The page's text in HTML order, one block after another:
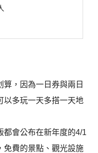
，因為一日券與兩日
以多玩一天多搭一天地
都會公布在新年度的4/1
免費的景點、觀光設施